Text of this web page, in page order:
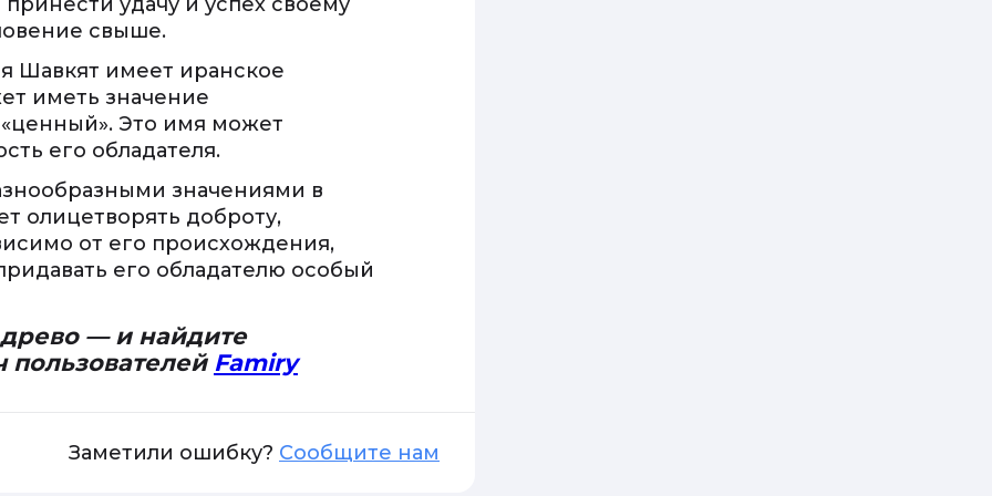
свыше.
Шавкят имеет иранское
иметь значение
Это имя может
его обладателя.
значениями в
олицетворять доброту,
от его происхождения,
его обладателю особый
древо — и найдите
пользователей Famiry
Заметили ошибку? Сообщите нам